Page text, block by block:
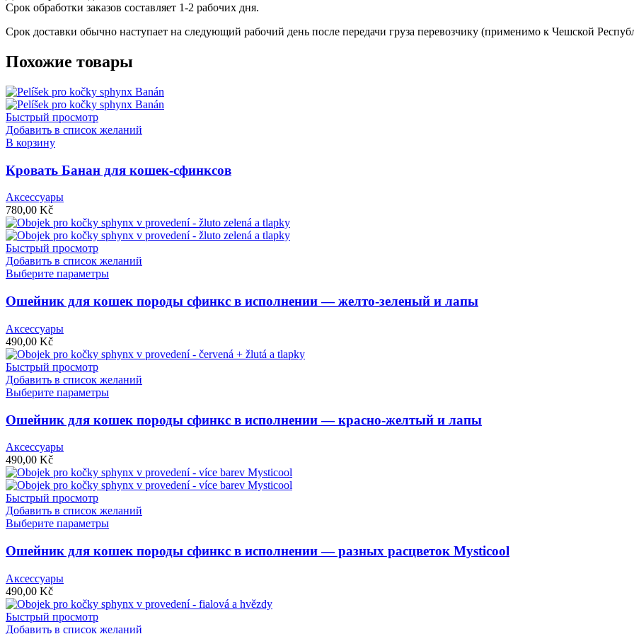
Срок обработки заказов составляет 1-2 рабочих дня.
Срок доставки обычно наступает на следующий рабочий день после передачи груза перевозчику (применимо к Чешской
Похожие товары
Быстрый просмотр
Добавить в список желаний
В корзину
Кровать Банан для кошек-сфинксов
Аксессуары
780,00 Kč
Быстрый просмотр
Добавить в список желаний
Выберите параметрыЭтот
имеет
несколько
можно
выбрать
странице
товара.
Ошейник для кошек породы сфинкс в исполнении — желто-зеленый и лапы
Аксессуары
490,00 Kč
Быстрый просмотр
Добавить в список желаний
Выберите параметрыЭтот
имеет
несколько
можно
выбрать
на
странице
товара.
Ошейник для кошек породы сфинкс в исполнении — красно-желтый и лапы
Аксессуары
490,00 Kč
Быстрый просмотр
Добавить в список желаний
Выберите параметрыЭтот
имеет
несколько
можно
выбрать
Ошейник для кошек породы сфинкс в исполнении — разных расцветок Mysticool
Аксессуары
490,00 Kč
Быстрый просмотр
Добавить в список желаний